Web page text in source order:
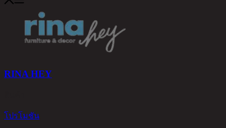
RINA HEY
โปรโมชัน